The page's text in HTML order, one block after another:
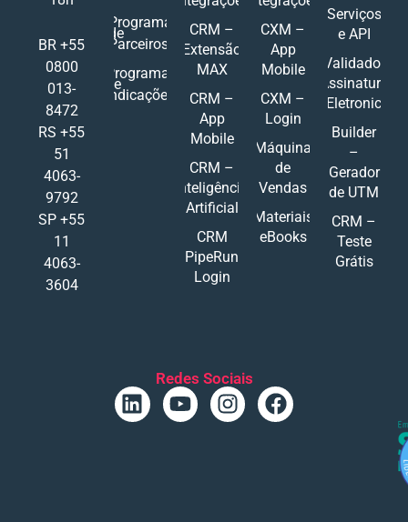
BR +55
0800
013-
8472
RS +55
51
4063-
9792
SP +55
11
4063-
3604
Programa
de
Parceiros
Programa
de
Indicações
CRM –
Extensão
MAX
CRM –
App
Mobile
CRM –
Inteligência
Artificial
CRM
PipeRun
Login
CXM –
App
Mobile
CXM –
Login
Máquina
de
Vendas
Materiais
eBooks
Serviços
e API
Validador
Assinatura
Eletronic
Builder
–
Gerador
de UTM
CRM –
Teste
Grátis
Redes Sociais